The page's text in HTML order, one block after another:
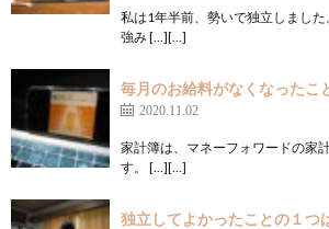
私は1年半前、勢いで独立しまし
強み […][…]
毎月のお給料がなくなったこ
2020.11.02
家計簿は、マネーフォワードの家
す。 […][…]
独立してよかったことの１つ